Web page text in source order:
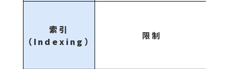
索引
（Indexing）
限制